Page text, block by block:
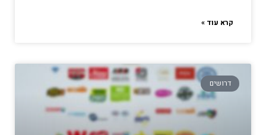
קרא עוד »
דרושים